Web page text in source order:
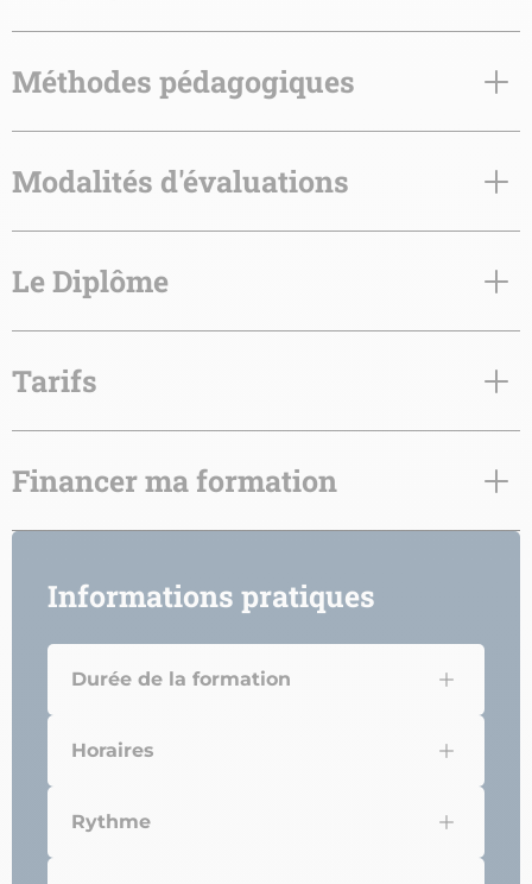
Méthodes pédagogiques
Modalités d'évaluations
Le Diplôme
Tarifs
Financer ma formation
Informations pratiques
Durée de la formation
Horaires
Rythme